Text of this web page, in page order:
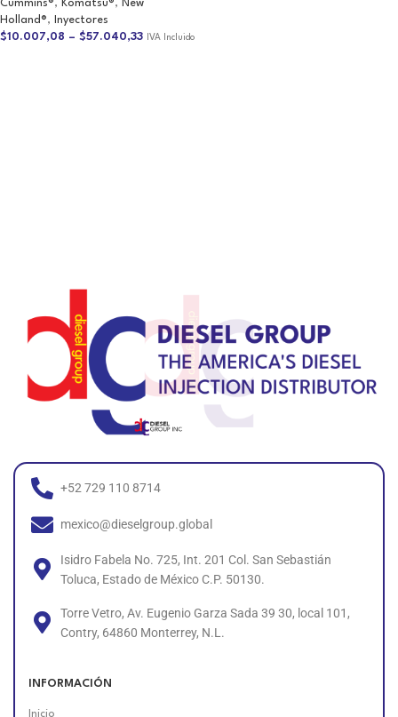
Cummins®, Komatsu®, New
Holland®,
Inyectores
$10.007,08 – $57.040,33 IVA Incluido
+52 729 110 8714
mexico@dieselgroup.global
Isidro Fabela No. 725, Int. 201 Col. San Sebastián
Toluca, Estado de México C.P. 50130.
Torre Vetro, Av. Eugenio Garza Sada 39 30, local 101,
Contry, 64860 Monterrey, N.L.
INFORMACIÓN
Inicio